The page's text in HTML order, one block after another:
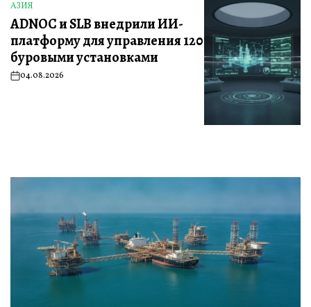
ОПУБЛИКОВАНО
В
АЗИЯ
ADNOC и SLB внедрили ИИ-
платформу для управления 120
буровыми установками
on04.08.2026